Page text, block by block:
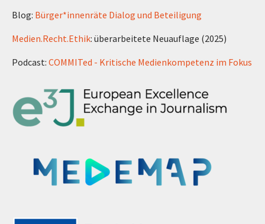
Blog: Bürger*innenräte Dialog und Beteiligung
Medien.Recht.Ethik: überarbeitete Neuauflage (2025)
Podcast: COMMITed - Kritische Medienkompetenz im Fokus